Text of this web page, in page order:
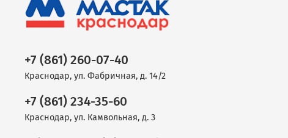
+7 (861) 260-07-40
Краснодар, ул. Фабричная, д. 14/2
+7 (861) 234-35-60
Краснодар, ул. Камвольная, д. 3